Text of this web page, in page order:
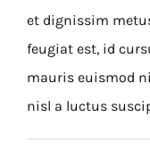
et dignissim
feugiat est, id
mauris euismod
nisl a luctus